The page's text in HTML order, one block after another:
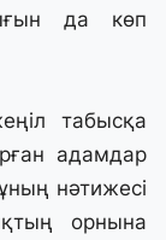
да көп
табысқа
адамдар
нәтижесі
орнына